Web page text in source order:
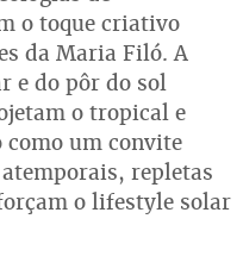
o toque criativo
da Maria Filó. A
e do pôr do sol
o tropical e
um convite
repletas
o lifestyle solar